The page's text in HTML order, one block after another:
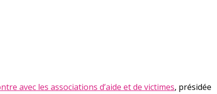
avec les associations d’aide et de victimes, présidée